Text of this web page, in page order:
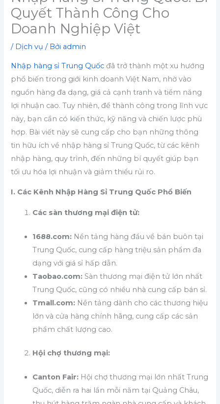
Quyết Thành Công Cho
Doanh Nghiệp Việt
/ Dịch vụ / Bởi admin
Nhập hàng sỉ Trung Quốc đã trở thành một xu hướng
phổ biến trong giới kinh doanh Việt Nam, nhờ vào
nguồn hàng đa dạng, giá cả cạnh tranh và tiềm năng
lợi nhuận cao. Tuy nhiên, để thành công trong lĩnh vực
này, bạn cần có kiến thức, kỹ năng và chiến lược phù
hợp. Bài viết này sẽ cung cấp cho bạn những thông
tin hữu ích về nhập hàng sỉ Trung Quốc, từ các kênh
nhập hàng, quy trình, đến những bí quyết giúp bạn
tối ưu hóa lợi nhuận và giảm thiểu rủi ro.
I. Các Kênh Nhập Hàng Sỉ Trung Quốc Phổ Biến
Các sàn thương mại điện tử:
1688.com: Nền tảng hàng đầu về bán buôn tại
Trung Quốc, cung cấp hàng triệu sản phẩm đa
dạng với giá sỉ hấp dẫn.
Taobao.com: Sàn thương mại điện tử lớn nhất
Trung Quốc, cũng có nhiều nhà cung cấp bán sỉ.
Tmall.com: Nền tảng dành cho các thương hiệu
lớn và cửa hàng chính hãng, cung cấp các sản
phẩm chất lượng cao.
Hội chợ thương mại:
Canton Fair: Hội chợ thương mại lớn nhất Trung
Quốc, diễn ra hai lần mỗi năm tại Quảng Châu,